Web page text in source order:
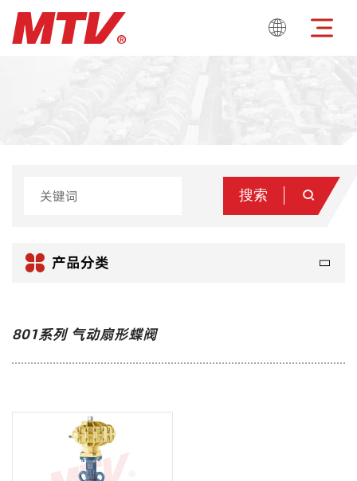

搜索 
 产品分类
801系列 气动扇形蝶阀